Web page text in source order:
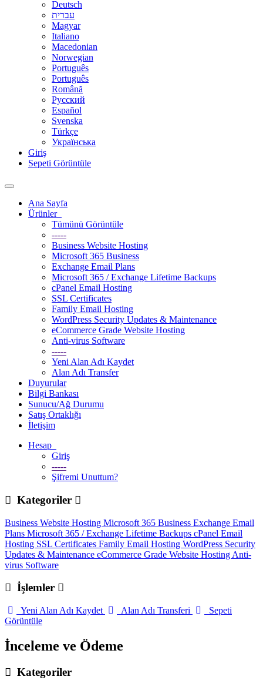
Deutsch
עברית
Magyar
Italiano
Macedonian
Norwegian
Português
Português
Română
Русский
Español
Svenska
Türkçe
Українська
Giriş
Sepeti Görüntüle
Gezinmeyi
değiştirAna Sayfa
Ürünler
Tümünü Görüntüle
-----
Business Website Hosting
Microsoft 365 Business
Exchange Email Plans
Microsoft 365 / Exchange Lifetime Backups
cPanel Email Hosting
SSL Certificates
Family Email Hosting
WordPress Security Updates & Maintenance
eCommerce Grade Website Hosting
Anti-virus Software
-----
Yeni Alan Adı Kaydet
Alan Adı Transfer
Duyurular
Bilgi Bankası
Sunucu/Ağ Durumu
Satış Ortaklığı
İletişim
Hesap
Giriş
-----
Şifremi Unuttum?
Kategoriler
Business Website Hosting Microsoft 365 Business Exchange Email
Plans Microsoft 365 / Exchange Lifetime Backups cPanel Email
Hosting SSL Certificates Family Email Hosting WordPress Security
Updates & Maintenance eCommerce Grade Website Hosting Anti-
virus Software
İşlemler
Yeni Alan Adı Kaydet Alan Adı Transferi
Sepeti
Görüntüle
İnceleme ve Ödeme
Kategoriler